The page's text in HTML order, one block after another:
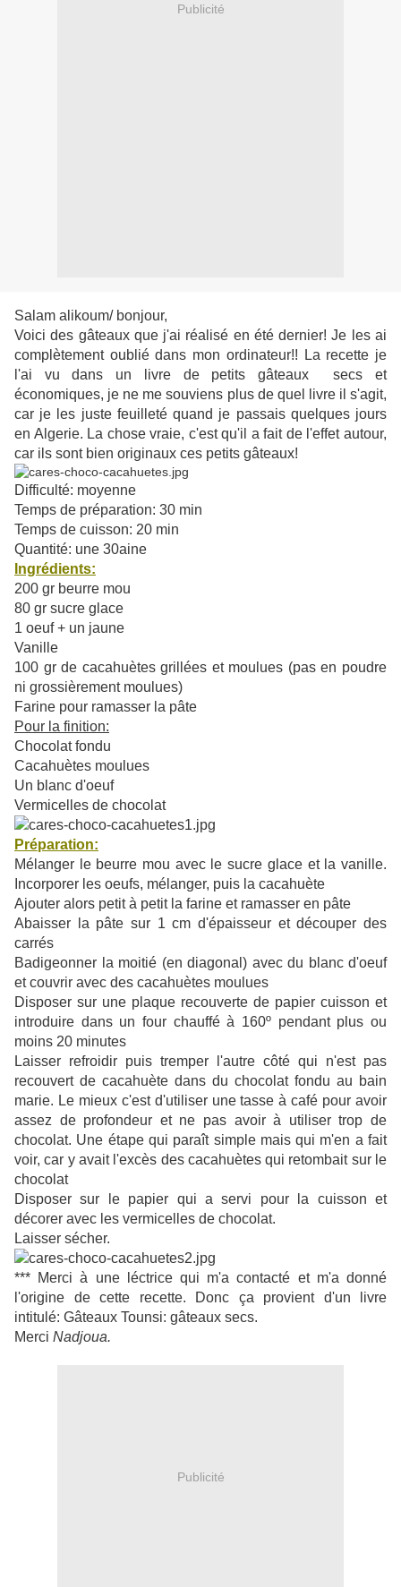
Publicité
Salam alikoum/ bonjour,
Voici des gâteaux que j'ai réalisé en été dernier! Je les ai
complètement oublié dans mon ordinateur!! La recette je
l'ai vu dans un livre de petits gâteaux secs et
économiques, je ne me souviens plus de quel livre il s'agit,
car je les juste feuilleté quand je passais quelques jours
en Algerie. La chose vraie, c'est qu'il a fait de l'effet autour,
car ils sont bien originaux ces petits gâteaux!
Difficulté: moyenne
Temps de préparation: 30 min
Temps de cuisson: 20 min
Quantité: une 30aine
Ingrédients:
200 gr beurre mou
80 gr sucre glace
1 oeuf + un jaune
Vanille
100 gr de cacahuètes grillées et moulues (pas en poudre
ni grossièrement moulues)
Farine pour ramasser la pâte
Pour la finition:
Chocolat fondu
Cacahuètes moulues
Un blanc d'oeuf
Vermicelles de chocolat
Préparation:
Mélanger le beurre mou avec le sucre glace et la vanille.
Incorporer les oeufs, mélanger, puis la cacahuète
Ajouter alors petit à petit la farine et ramasser en pâte
Abaisser la pâte sur 1 cm d'épaisseur et découper des
carrés
Badigeonner la moitié (en diagonal) avec du blanc d'oeuf
et couvrir avec des cacahuètes moulues
Disposer sur une plaque recouverte de papier cuisson et
introduire dans un four chauffé à 160º pendant plus ou
moins 20 minutes
Laisser refroidir puis tremper l'autre côté qui n'est pas
recouvert de cacahuète dans du chocolat fondu au bain
marie. Le mieux c'est d'utiliser une tasse à café pour avoir
assez de profondeur et ne pas avoir à utiliser trop de
chocolat. Une étape qui paraît simple mais qui m'en a fait
voir, car y avait l'excès des cacahuètes qui retombait sur le
chocolat
Disposer sur le papier qui a servi pour la cuisson et
décorer avec les vermicelles de chocolat.
Laisser sécher.
*** Merci à une léctrice qui m'a contacté et m'a donné
l'origine de cette recette. Donc ça provient d'un livre
intitulé: Gâteaux Tounsi: gâteaux secs.
Merci Nadjoua.
Publicité